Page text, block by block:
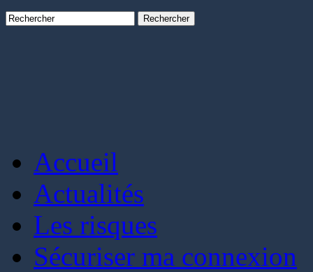
Rechercher
Accueil
Actualités
Les risques
Sécuriser ma connexion